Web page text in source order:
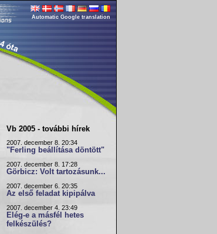
Automatic Google translation
Vb 2005 - további hírek
2007. december 8. 20:34
"Ferling beállítása döntött"
2007. december 8. 17:28
Görbicz: Volt tartozásunk...
2007. december 6. 20:35
Az első feladat kipipálva
2007. december 4. 23:49
Elég-e a másfél hetes
felkészülés?